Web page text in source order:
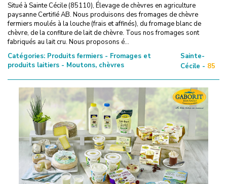
Situé à Sainte Cécile (85110), Élevage de chèvres en agriculture
paysanne Certifié AB. Nous produisons des fromages de chèvre
fermiers moulés à la louche (frais et affinés), du fromage blanc de
chèvre, de la confiture de lait de chèvre. Tous nos fromages sont
fabriqués au lait cru. Nous proposons é...
Catégories: Produits fermiers - Fromages et
produits laitiers - Moutons, chèvres
Sainte-
Cécile - 85